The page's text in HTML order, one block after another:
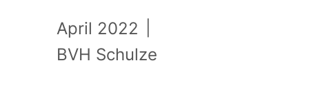
April 2022
BVH Schulze